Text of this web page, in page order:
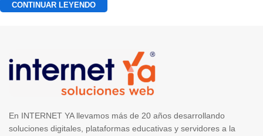
CONTINUAR LEYENDO
En INTERNET YA llevamos más de 20 años desarrollando
soluciones digitales, plataformas educativas y servidores a la